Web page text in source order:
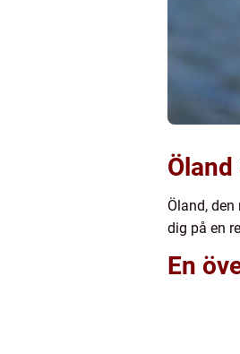
Öland,
dig på en
En